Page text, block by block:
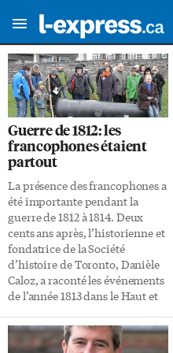
Guerre de 1812: les
francophones étaient
partout
La présence des francophones a
été importante pendant la
guerre de 1812 à 1814. Deux
cents ans après, l’historienne et
fondatrice de la Société
d’histoire de Toronto, Danièle
Caloz, a raconté les événements
de l’année 1813 dans le Haut et
l’écouter à l’Alliance française
mercredi dernier. «En 1812, il y